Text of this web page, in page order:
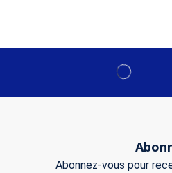
Abonnez-vous pour